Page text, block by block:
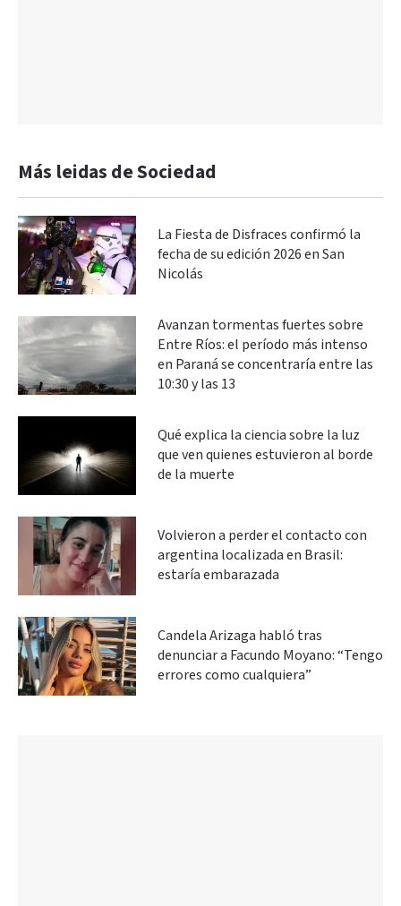
Más leidas de Sociedad
La Fiesta de Disfraces confirmó la
fecha de su edición 2026 en San
Nicolás
Avanzan tormentas fuertes sobre
Entre Ríos: el período más intenso
en Paraná se concentraría entre las
10:30 y las 13
Qué explica la ciencia sobre la luz
que ven quienes estuvieron al borde
de la muerte
Volvieron a perder el contacto con
argentina localizada en Brasil:
estaría embarazada
Candela Arizaga habló tras
denunciar a Facundo Moyano: “Tengo
errores como cualquiera”